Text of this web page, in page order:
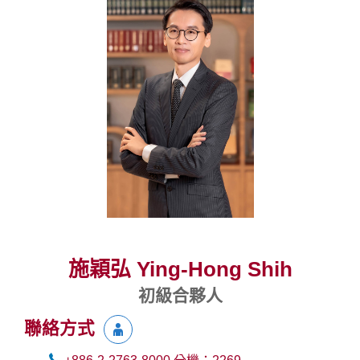
施穎弘 Ying-Hong Shih
初級合夥人
聯絡方式